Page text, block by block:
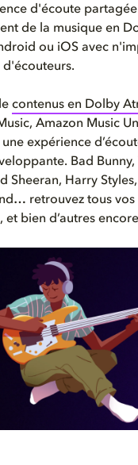
d'écoute
de la musique en
ou iOS avec
d'écouteurs.
contenus en Dolby
Amazon Music
une expérience
Bad Bunny,
Sheeran, Harry
retrouvez tous
et bien d’autres